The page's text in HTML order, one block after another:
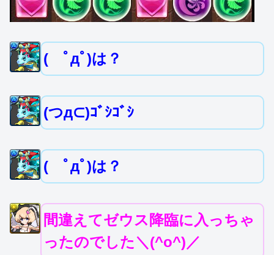
( ﾟдﾟ)は？
(つд⊂)ｺﾞｼｺﾞｼ
( ﾟдﾟ)は？
間違えてゼウス降臨に入っちゃ
ったのでした＼(^o^)／